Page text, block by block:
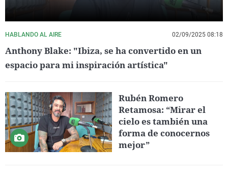
HABLANDO AL AIRE 02/09/2025 08:18
Anthony Blake: "Ibiza, se ha convertido en un
espacio para mi inspiración artística"
Rubén Romero
Retamosa: “Mirar el
cielo es también una
forma de conocernos
mejor”